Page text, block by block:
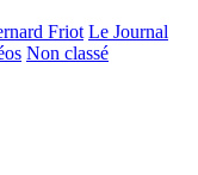
Friot Le Journal
Non classé